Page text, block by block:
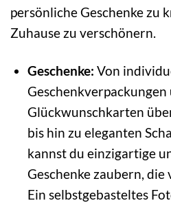
persönliche Geschenke zu
Zuhause zu verschönern.
Geschenke: Von
Geschenkverpackungen
Glückwunschkarten
bis hin zu eleganten
kannst du einzigartige
Geschenke zaubern, die
Ein selbstgebasteltes